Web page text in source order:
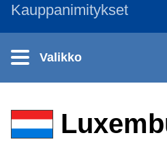
Kauppanimitykset
Valikko